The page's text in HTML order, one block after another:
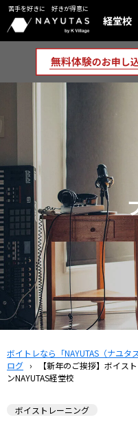
苦手を好きに 好きが得意に
経堂校
ボイトレなら「NAYUTAS（ナユタス
ログ ›
【新年のご挨拶】ボイス
ンNAYUTAS経堂校
ボイストレーニング